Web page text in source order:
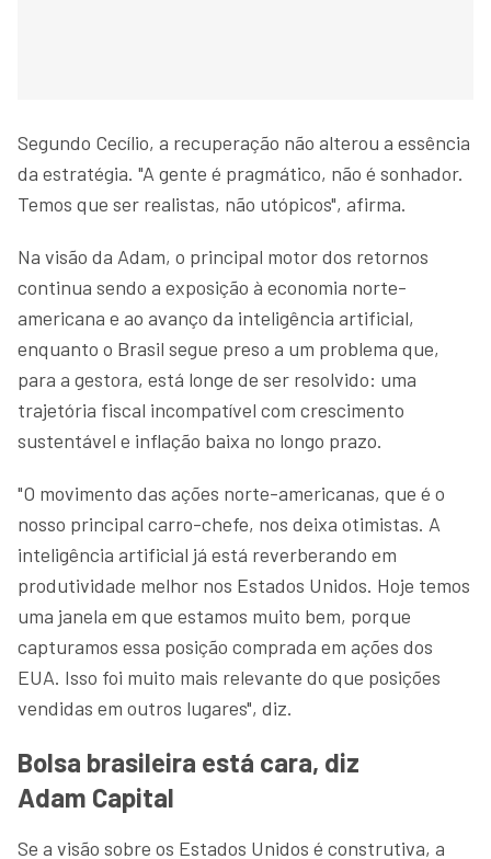
Segundo Cecílio, a recuperação não alterou a essência
da estratégia. "A gente é pragmático, não é sonhador.
Temos que ser realistas, não utópicos", afirma.
Na visão da Adam, o principal motor dos retornos
continua sendo a exposição à economia norte-
americana e ao avanço da inteligência artificial,
enquanto o Brasil segue preso a um problema que,
para a gestora, está longe de ser resolvido: uma
trajetória fiscal incompatível com crescimento
sustentável e inflação baixa no longo prazo.
"O movimento das ações norte-americanas, que é o
nosso principal carro-chefe, nos deixa otimistas. A
inteligência artificial já está reverberando em
produtividade melhor nos Estados Unidos. Hoje temos
uma janela em que estamos muito bem, porque
capturamos essa posição comprada em ações dos
EUA. Isso foi muito mais relevante do que posições
vendidas em outros lugares", diz.
Bolsa brasileira está cara, diz
Adam Capital
Se a visão sobre os Estados Unidos é construtiva, a